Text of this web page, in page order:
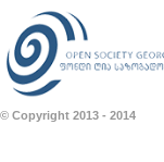
© Copyright 2013 - 2014